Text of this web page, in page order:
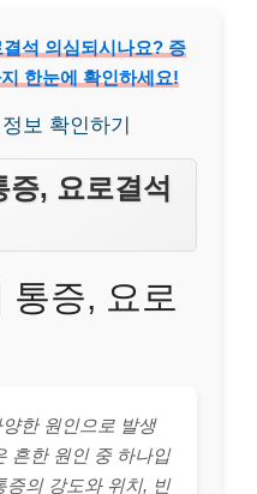
석 의심되시나요? 증
한눈에 확인하세요!
보 확인하기
, 요로결석
통증, 요로
한 원인으로 발생
흔한 원인 중 하나입
증의 강도와 위치, 빈